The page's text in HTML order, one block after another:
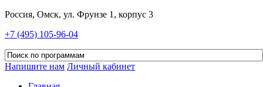
Россия, Омск, ул. Фрунзе 1, корпус 3
+7 (495) 105-96-04
Напишите нам Личный кабинет